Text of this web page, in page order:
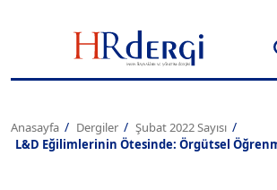
Anasayfa Dergiler
Şubat 2022 Sayısı
L&D Eğilimlerinin Ötesinde: Örgütsel